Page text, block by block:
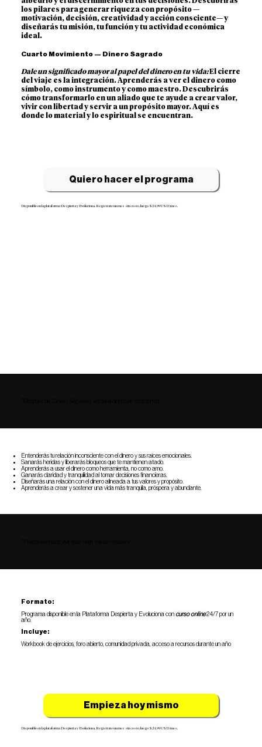
los pilares para generar riqueza con propósito —
motivación, decisión, creatividad y acción consciente— y
diseñarás tu misión, tu función y tu actividad económica
ideal.
Cuarto Movimiento — Dinero Sagrado
Dale un significado mayor al papel del dinero en tu vida:El cierre
del viaje es la integración. Aprenderás a ver el dinero como
símbolo, como instrumento y como maestro. Descubrirás
cómo transformarlo en un aliado que te ayude a crear valor,
vivir con libertad y servir a un propósito mayor. Aquí es
donde lo material y lo espiritual se encuentran.
Disponible en la plataforma Despierta y Evoluciona. Regístrate un mes sin costo, luego $24,99 USD/mes.
Quiero hacer el programa
Entenderás tu relación inconsciente con el dinero y sus raíces emocionales.
Sanarás heridas y liberarás bloqueos que te mantienen atado.
Aprenderás a usar el dinero como herramienta, no como amo.
Ganarás claridad y tranquilidad al tomar decisiones financieras.
Diseñarás una relación con el dinero alineada a tus valores y propósito.
Aprenderás a crear y sostener una vida más tranquila, próspera y abundante.
Formato:
Programa disponible en la Plataforma Despierta y Evoluciona concurso online24/7 por un
año.
Incluye:
Workbook de ejercicios, foro abierto, comunidad privada, acceso a recursos durante un año
Disponible en la plataforma Despierta y Evoluciona. Regístrate un mes sin costo, luego $24,99 USD/mes.
Empieza hoy mismo